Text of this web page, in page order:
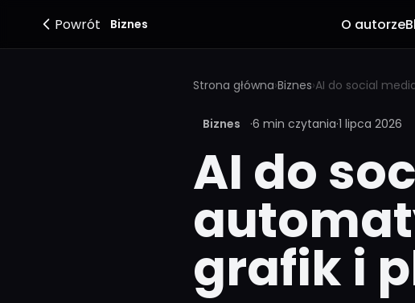
Powrót Biznes O autorze
Strona główna›Biznes›
Biznes ·6 min czytania·1 lipca 2026
AI do
grafik i